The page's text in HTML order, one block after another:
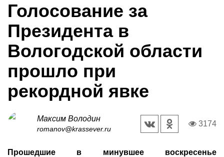
Голосование за
Президента в
Вологодской области
прошло при
рекордной явке
Максим Володин
romanov@krassever.ru
3174
Прошедшие в минувшее воскресенье